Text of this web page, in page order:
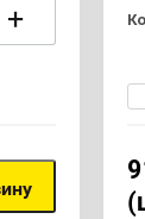
+